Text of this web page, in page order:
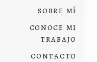
sobre mí
conoce mi
trabajo
contacto